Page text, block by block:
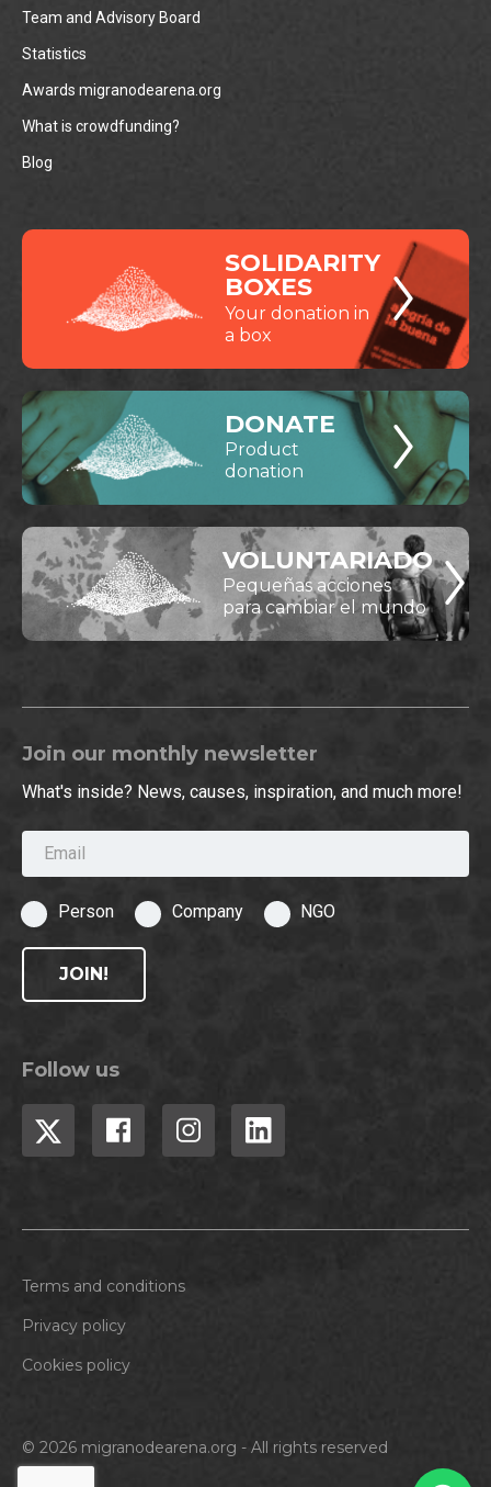
Team and Advisory Board
Statistics
Awards migranodearena.org
What is crowdfunding?
Blog
SOLIDARITY
BOXES
Your donation in
a box
DONATE
Product
donation
VOLUNTARIADO
Pequeñas acciones
para cambiar el mundo
Join our monthly newsletter
What's inside? News, causes, inspiration, and much more!
Email
Person Company NGO
JOIN!
Follow us
© 2026 migranodearena.org - All rights reserved
Terms and conditions
Privacy policy
Cookies policy